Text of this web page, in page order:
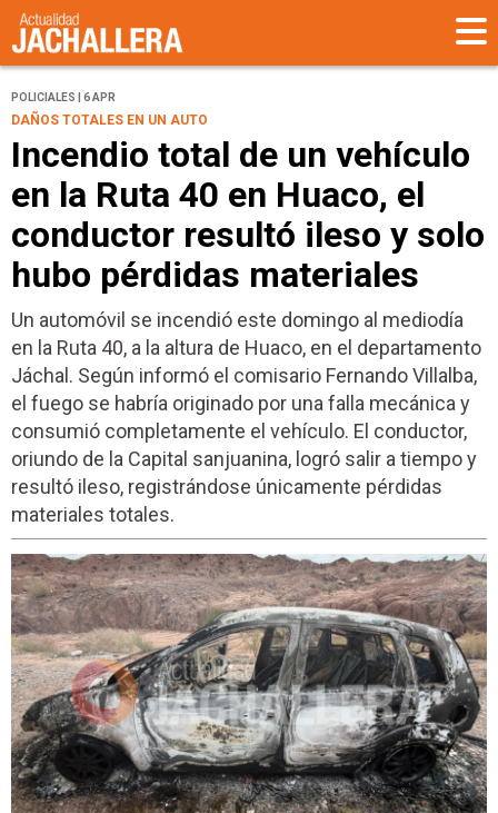
POLICIALES | 6 APR
DAÑOS TOTALES EN UN AUTO
Incendio total de un vehículo
en la Ruta 40 en Huaco, el
conductor resultó ileso y solo
hubo pérdidas materiales
Un automóvil se incendió este domingo al mediodía
en la Ruta 40, a la altura de Huaco, en el departamento
Jáchal. Según informó el comisario Fernando Villalba,
el fuego se habría originado por una falla mecánica y
consumió completamente el vehículo. El conductor,
oriundo de la Capital sanjuanina, logró salir a tiempo y
resultó ileso, registrándose únicamente pérdidas
materiales totales.